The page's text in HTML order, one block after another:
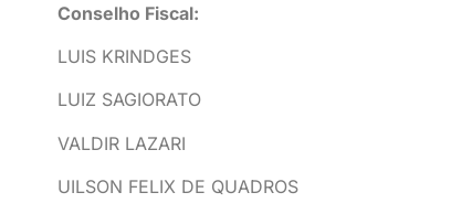
Conselho Fiscal:
LUIS KRINDGES
LUIZ SAGIORATO
VALDIR LAZARI
UILSON FELIX DE QUADROS